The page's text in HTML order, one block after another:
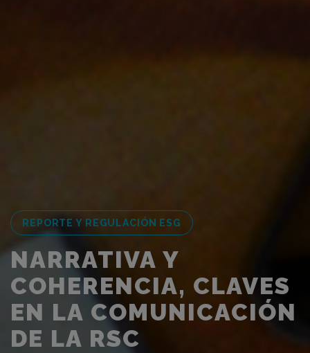
REPORTE Y REGULACIÓN ESG
NARRATIVA Y
COHERENCIA, CLAVES
EN LA COMUNICACIÓN
DE LA RSC